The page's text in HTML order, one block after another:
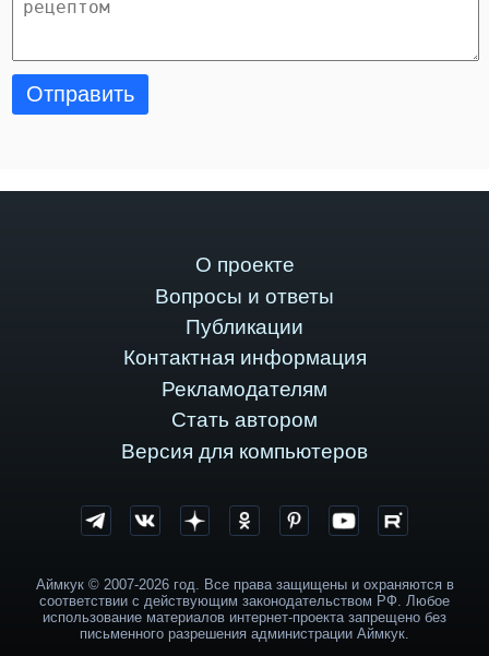
Отправить
О проекте
Вопросы и ответы
Публикации
Контактная информация
Рекламодателям
Стать автором
Версия для компьютеров
Аймкук © 2007-2026 год. Все права защищены и охраняются в
соответствии с действующим законодательством РФ. Любое
использование материалов интернет-проекта запрещено без
письменного разрешения администрации Аймкук.